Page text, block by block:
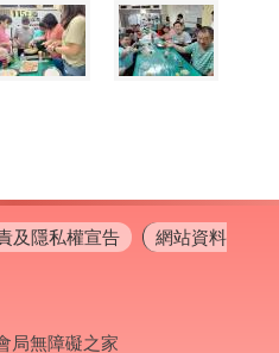
及隱私權宣告
網站資料
局無障礙之家